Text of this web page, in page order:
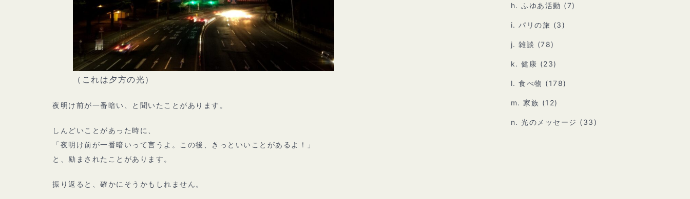
（これは夕方の光）
夜明け前が一番暗い、と聞いたことがあります。
しんどいことがあった時に、
「夜明け前が一番暗いって言うよ。この後、きっといいことがあるよ！」
と、励まされたことがあります。
振り返ると、確かにそうかもしれません。
h. ふゆあ活動 (7)
i. パリの旅 (3)
j. 雑談 (78)
k. 健康 (23)
l. 食べ物 (178)
m. 家族 (12)
n. 光のメッセージ (33)